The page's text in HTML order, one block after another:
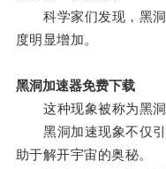
科学家们发现，黑洞
度明显增加。
黑洞加速器免费下载
这种现象被称为黑洞
黑洞加速现象不仅引
助于解开宇宙的奥秘。